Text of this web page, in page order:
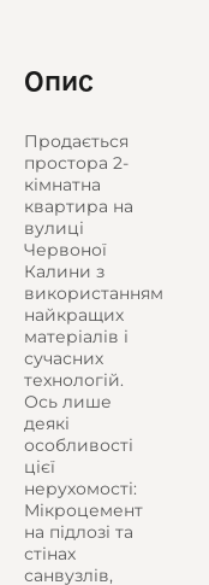
Опис
Продається
простора 2-
кімнатна
квартира на
вулиці
Червоної
Калини з
використанням
найкращих
матеріалів і
сучасних
технологій.
Ось лише
деякі
особливості
цієї
нерухомості:
Мікроцемент
на підлозі та
стінах
санвузлів,